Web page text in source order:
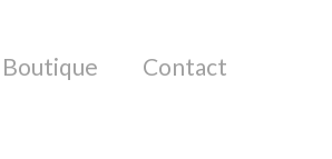
Boutique Contact